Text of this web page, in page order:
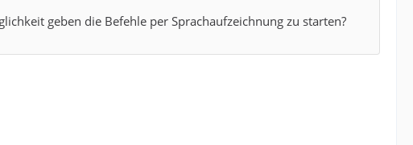
geben die Befehle per Sprachaufzeichnung zu starten?